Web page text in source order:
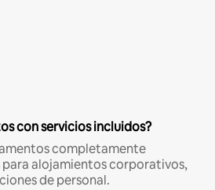
con servicios incluidos?
completamente
para alojamientos corporativos,
de personal.